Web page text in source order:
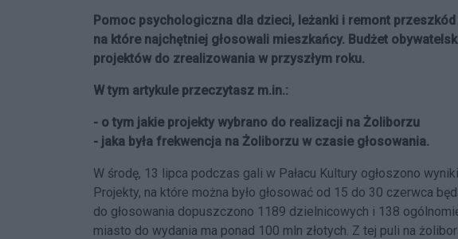
Pomoc psychologiczna dla dzieci, leżanki i remont
na które najchętniej głosowali mieszkańcy. Budżet
projektów do zrealizowania w przyszłym roku.
W tym artykule przeczytasz m.in.:
- o tym jakie projekty wybrano do realizacji na Żoliborzu
- jaka była frekwencja na Żoliborzu w czasie głosowania.
W środę, 13 lipca podczas gali w Pałacu Kultury ogłoszono
Projekty, na które można było głosować od 15 do 30 czerwca
do głosowania dopuszczono 1189 dzielnicowych i 138
miasto do wydania ma ponad 100 mln złotych. Z tej puli na